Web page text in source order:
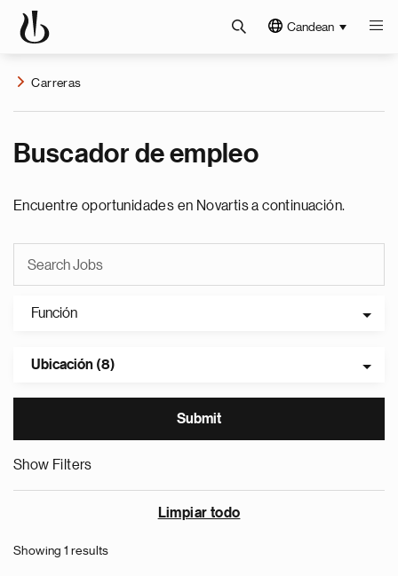
Candean
Carreras
Buscador de empleo
Encuentre oportunidades en Novartis a continuación.
Función
Ubicación (8)
Show Filters
Limpiar todo
Showing 1 results